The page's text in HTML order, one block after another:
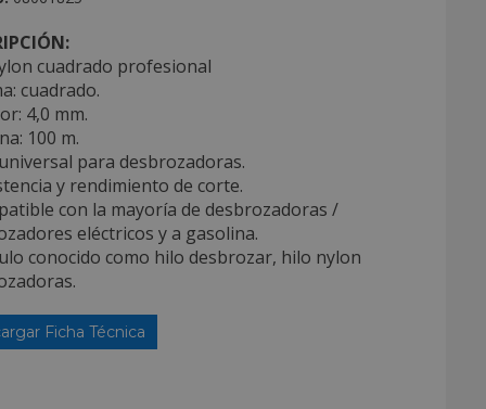
cuadrado profesional
cuadrado.
4,0 mm.
100 m.
para desbrozadoras.
y rendimiento de corte.
con la mayoría de desbrozadoras /
eléctricos y a gasolina.
conocido como hilo desbrozar, hilo nylon
Ficha Técnica